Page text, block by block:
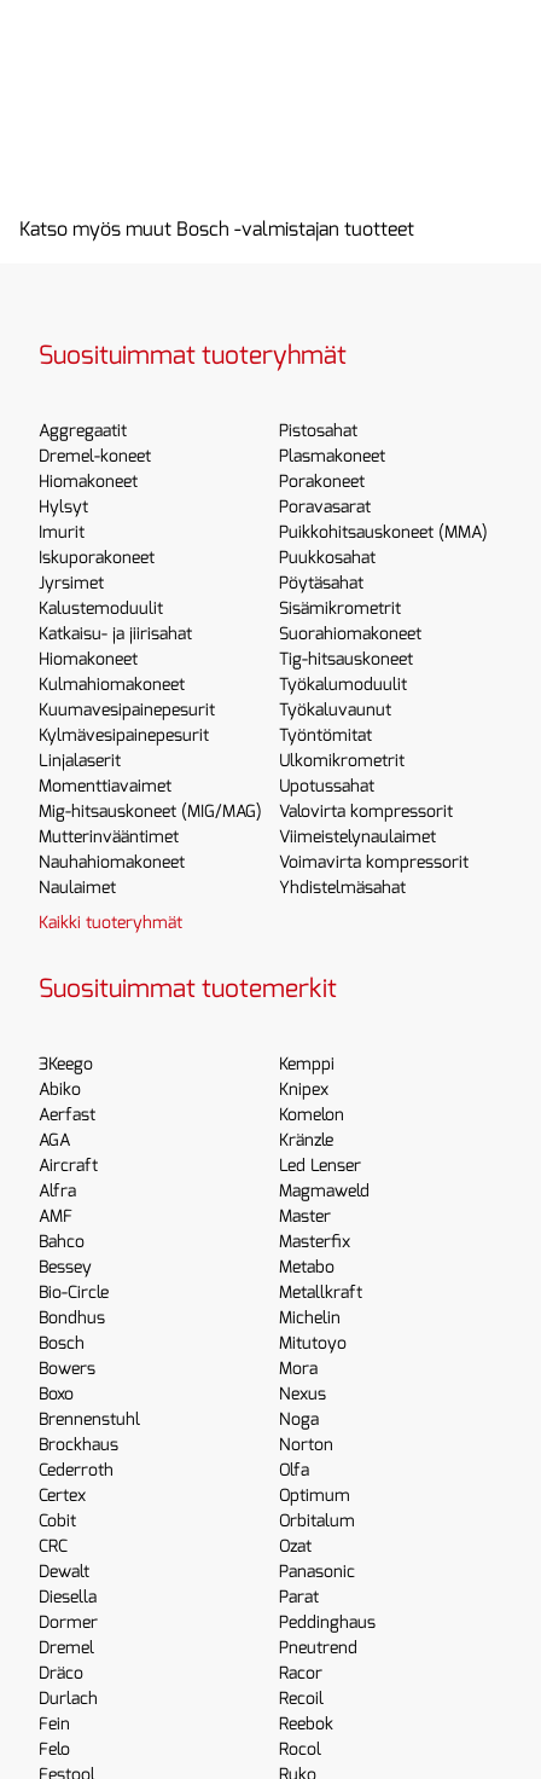
Katso myös muut Bosch -valmistajan tuotteet
Suosituimmat tuoteryhmät
Aggregaatit
Dremel-koneet
Hiomakoneet
Hylsyt
Imurit
Iskuporakoneet
Jyrsimet
Kalustemoduulit
Katkaisu- ja jiirisahat
Hiomakoneet
Kulmahiomakoneet
Kuumavesipainepesurit
Kylmävesipainepesurit
Linjalaserit
Momenttiavaimet
Mig-hitsauskoneet (MIG/MAG)
Mutterinvääntimet
Nauhahiomakoneet
Naulaimet
Pistosahat
Plasmakoneet
Porakoneet
Poravasarat
Puikkohitsauskoneet (MMA)
Puukkosahat
Pöytäsahat
Sisämikrometrit
Suorahiomakoneet
Tig-hitsauskoneet
Työkalumoduulit
Työkaluvaunut
Työntömitat
Ulkomikrometrit
Upotussahat
Valovirta kompressorit
Viimeistelynaulaimet
Voimavirta kompressorit
Yhdistelmäsahat
Kaikki tuoteryhmät
Suosituimmat tuotemerkit
3Keego
Abiko
Aerfast
AGA
Aircraft
Alfra
AMF
Bahco
Bessey
Bio-Circle
Bondhus
Bosch
Bowers
Boxo
Brennenstuhl
Brockhaus
Cederroth
Certex
Cobit
CRC
Dewalt
Diesella
Dormer
Dremel
Dräco
Durlach
Fein
Felo
Kemppi
Knipex
Komelon
Kränzle
Led Lenser
Magmaweld
Master
Masterfix
Metabo
Metallkraft
Michelin
Mitutoyo
Mora
Nexus
Noga
Norton
Olfa
Optimum
Orbitalum
Ozat
Panasonic
Parat
Peddinghaus
Pneutrend
Racor
Recoil
Reebok
Rocol